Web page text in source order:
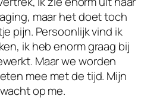
maar het doet toch
pijn. Persoonlijk vind ik
ik heb enorm graag bij
Maar we worden
mee met de tijd. Mijn
op me.